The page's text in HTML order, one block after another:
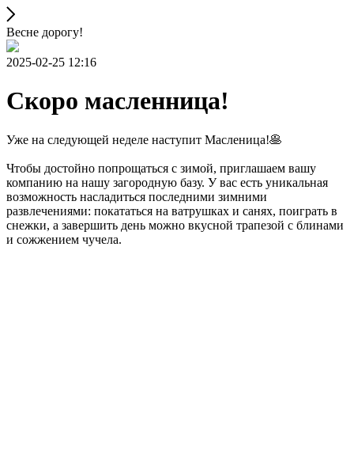
Весне дорогу!
2025-02-25 12:16
Скоро масленница!
Уже на следующей неделе наступит Масленица!🥞
Чтобы достойно попрощаться с зимой, приглашаем вашу
компанию на нашу загородную базу. У вас есть уникальная
возможность насладиться последними зимними
развлечениями: покататься на ватрушках и санях, поиграть в
снежки, а завершить день можно вкусной трапезой с блинами
и сожжением чучела.